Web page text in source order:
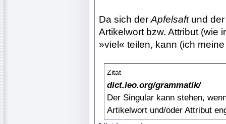
Da sich der Apfelsaftund
Artikelwort bzw. Attribut (wie
»viel« teilen, kann (ich
Zitat
dict.leo.org/grammatik/
Der Singular kann stehen,
Artikelwort und/oder Attribut